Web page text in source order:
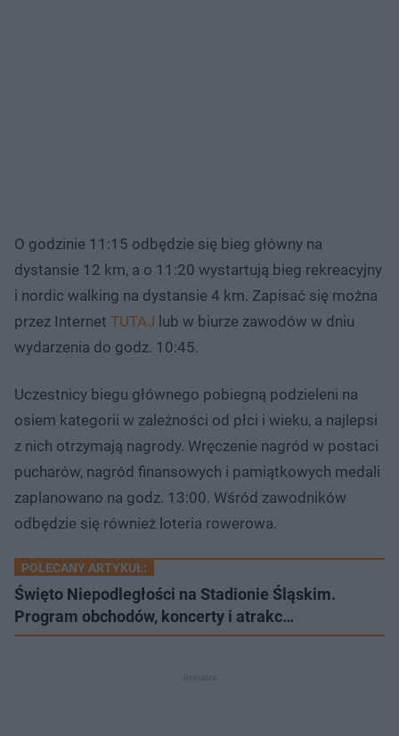
O godzinie 11:15 odbędzie się bieg główny na
dystansie 12 km, a o 11:20 wystartują bieg rekreacyjny
i nordic walking na dystansie 4 km. Zapisać się można
przez Internet TUTAJ lub w biurze zawodów w dniu
wydarzenia do godz. 10:45.
Uczestnicy biegu głównego pobiegną podzieleni na
osiem kategorii w zależności od płci i wieku, a najlepsi
z nich otrzymają nagrody. Wręczenie nagród w postaci
pucharów, nagród finansowych i pamiątkowych medali
zaplanowano na godz. 13:00. Wśród zawodników
odbędzie się również loteria rowerowa.
POLECANY ARTYKUŁ:
Święto Niepodległości na Stadionie Śląskim.
Program obchodów, koncerty i atrakc…